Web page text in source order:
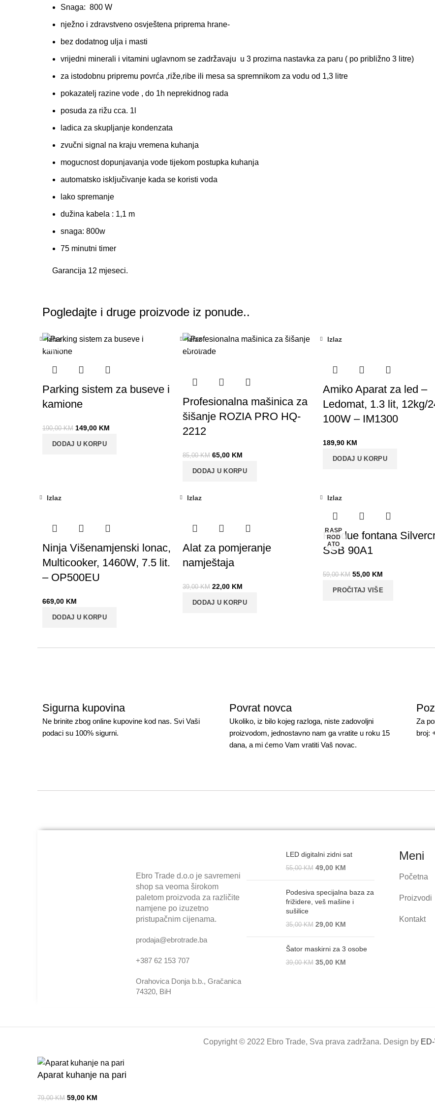
Snaga: 800 W
nježno i zdravstveno osvještena priprema hrane-
bez dodatnog ulja i masti
vrijedni minerali i vitamini uglavnom se zadržavaju u 3 prozirna nastavka za paru ( po približno 3 litre)
za istodobnu pripremu povrća ,riže,ribe ili mesa sa spremnikom za vodu od 1,3 litre
pokazatelj razine vode , do 1h neprekidnog rada
posuda za rižu cca. 1l
ladica za skupljanje kondenzata
zvučni signal na kraju vremena kuhanja
mogucnost dopunjavanja vode tijekom postupka kuhanja
automatsko isključivanje kada se koristi voda
lako spremanje
dužina kabela : 1,1 m
snaga: 800w
75 minutni timer
Garancija 12 mjeseci.
Pogledajte i druge proizvode iz ponude..
-22%
Izlaz
Parking sistem za buseve i
kamione
190,00KM 149,00 KM
DODAJ U KORPU
-24%
Izlaz
Profesionalna mašinica za
šišanje ROZIA PRO HQ-
2212
85,00KM 65,00 KM
DODAJ U KORPU
Izlaz
Amiko Aparat za led –
Ledomat, 1.3 lit, 12kg/
100W – IM1300
189,90 KM
DODAJ U KORPU
Izlaz
Ninja Višenamjenski lonac,
Multicooker, 1460W, 7.5 lit.
– OP500EU
669,00 KM
DODAJ U KORPU
Izlaz
Alat za pomjeranje
namještaja
39,00KM 22,00 KM
DODAJ U KORPU
RASP
ROD
ATO
Izlaz
Fondue fontana
SSB 90A1
59,00KM 55,00 KM
PROČITAJ VIŠE
Sigurna kupovina
Ne brinite zbog online kupovine kod nas. Svi Vaši
podaci su 100% sigurni.
Povrat novca
Ukoliko, iz bilo kojeg razloga, niste zadovoljni
proizvodom, jednostavno nam ga vratite u roku 15
dana, a mi ćemo Vam vratiti Vaš novac.
Za
broj:
Ebro Trade d.o.o je savremeni
shop sa veoma širokom
paletom proizvoda za različite
namjene po izuzetno
pristupačnim cijenama.
prodaja@ebrotrade.ba
+387 62 153 707
Orahovica Donja b.b., Gračanica
74320, BiH
LED digitalni zidni sat
55,00KM 49,00 KM
Podesiva specijalna baza za
frižidere, veš mašine i
sušilice
35,00KM 29,00 KM
Šator maskirni za 3 osobe
39,00KM 35,00 KM
Meni
Početna
Proizvodi
Kontakt
Copyright © 2022 Ebro Trade, Sva prava zadržana. Design by
Aparat kuhanje na pari
79,00KM 59,00 KM